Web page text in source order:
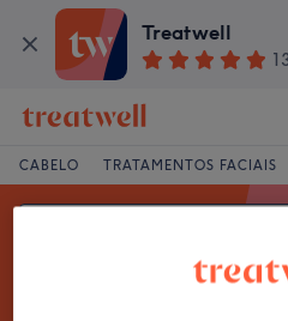
Treatwell
CABELO TRATAMENTOS FACIAIS